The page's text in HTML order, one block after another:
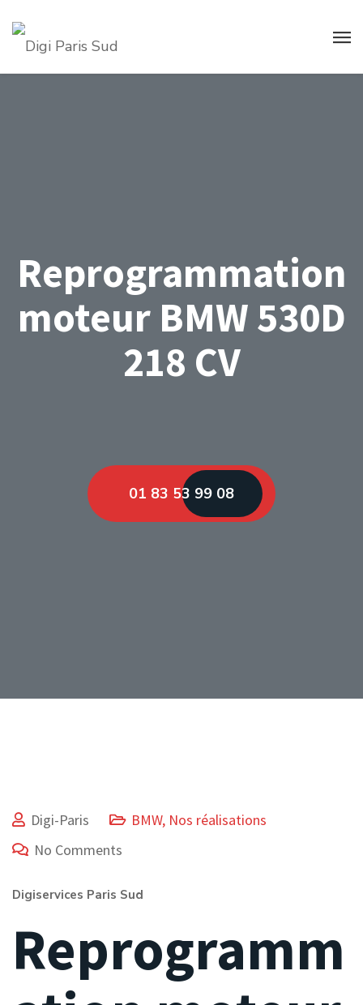
Reprogrammation
moteur BMW 530D
218 CV
01 83 53 99 08
Digi-Paris BMW, Nos réalisations
No Comments
Digiservices Paris Sud
Reprogramm